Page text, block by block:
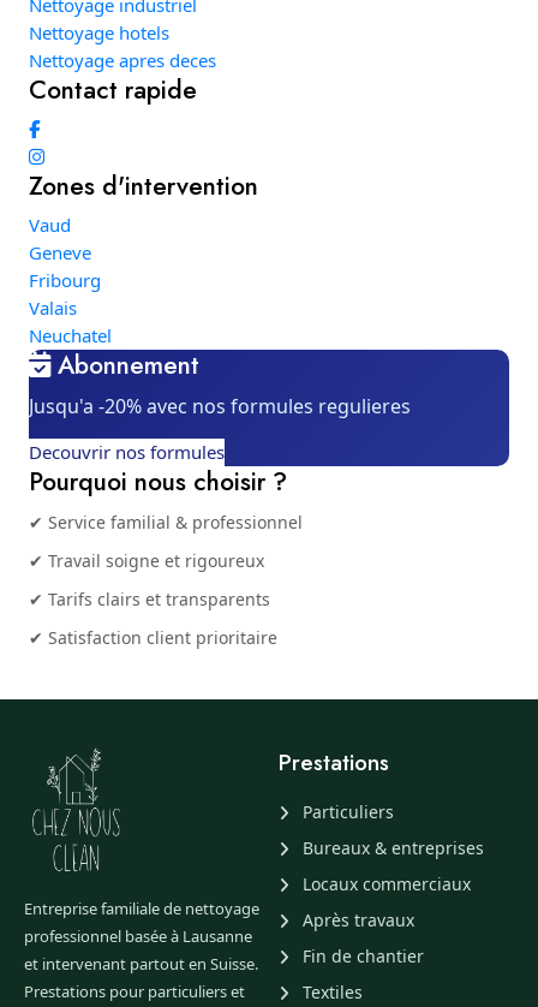
Nettoyage industriel
Nettoyage hotels
Nettoyage apres deces
Contact rapide
Zones d'intervention
Vaud
Geneve
Fribourg
Valais
Neuchatel
Abonnement
Jusqu'a -20% avec nos formules regulieres
Decouvrir nos formules
Pourquoi nous choisir ?
✔ Service familial & professionnel
✔ Travail soigne et rigoureux
✔ Tarifs clairs et transparents
✔ Satisfaction client prioritaire
Entreprise familiale de nettoyage
professionnel basée à Lausanne
et intervenant partout en Suisse.
Prestations pour particuliers et
Prestations
Particuliers
Bureaux & entreprises
Locaux commerciaux
Après travaux
Fin de chantier
Textiles